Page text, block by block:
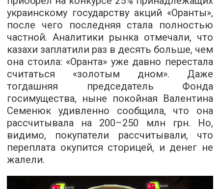
украинскому государству акций «Оранты»,
после чего последняя стала полностью
частной. Аналитики рынка отмечали, что
казахи заплатили раз в десять больше, чем
она стоила: «Оранта» уже давно перестала
считаться «золотым дном». Даже
тогдашняя председатель Фонда
госимущества, ныне покойная Валентина
Семенюк удивленно сообщила, что она
рассчитывала на 200–250 млн грн. Но,
видимо, покупатели рассчитывали, что
переплата окупится сторицей, и денег не
жалели.